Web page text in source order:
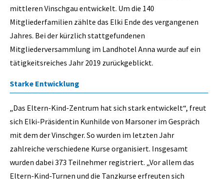
mittleren Vinschgau entwickelt. Um die 140
Mitgliederfamilien zählte das Elki Ende des vergangenen
Jahres. Bei der kürzlich stattgefundenen
Mitgliederversammlung im Landhotel Anna wurde auf ein
tätigkeitsreiches Jahr 2019 zurückgeblickt.
Starke Entwicklung
„Das Eltern-Kind-Zentrum hat sich stark entwickelt“, freut
sich Elki-Präsidentin Kunhilde von Marsoner im Gespräch
mit dem der Vinschger. So wurden im letzten Jahr
zahlreiche verschiedene Kurse organisiert. Insgesamt
wurden dabei 373 Teilnehmer registriert. „Vor allem das
Eltern-Kind-Turnen und die Tanzkurse erfreuten sich